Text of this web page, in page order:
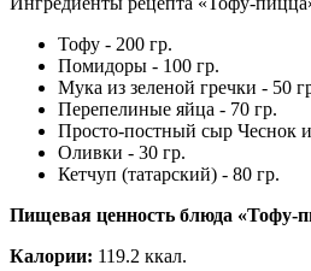
Тофу - 200 гр.
Помидоры - 100 гр.
Мука из зеленой гречки - 50
Перепелиные яйца - 70 гр.
Просто-постный сыр Чеснок
Оливки - 30 гр.
Кетчуп (татарский) - 80 гр.
Пищевая ценность блюда «Тофу-
Калории: 119.2 ккал.